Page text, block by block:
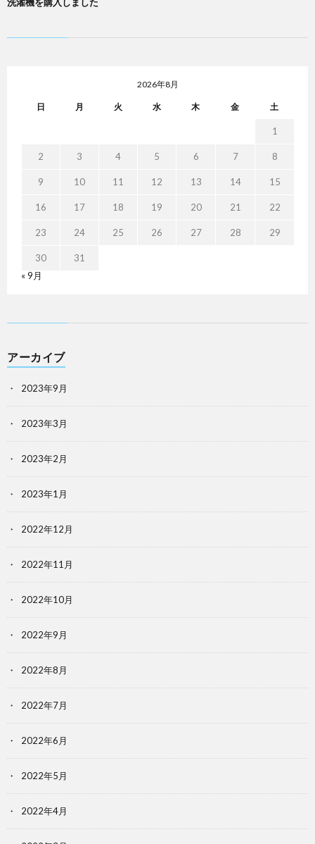
2026年8月
日 月 火 水 木 金 土
1
2 3 4 5 6 7 8
9 10 11 12 13 14 15
16 17 18 19 20 21 22
23 24 25 26 27 28 29
30
31
« 9月
アーカイブ
2023年9月
2023年3月
2023年2月
2023年1月
2022年12月
2022年11月
2022年10月
2022年9月
2022年8月
2022年7月
2022年6月
2022年5月
2022年4月